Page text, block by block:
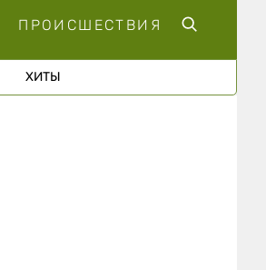
ПРОИСШЕСТВИЯ
ХИТЫ